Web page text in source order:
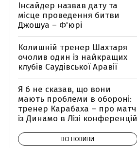
Інсайдер назвав дату та
місце проведення битви
Джошуа – Ф'юрі
Колишній тренер Шахтаря
очолив один із найкращих
клубів Саудівської Аравії
Я б не сказав, що вони
мають проблеми в обороні:
тренер Карабаха – про матч
із Динамо в Лізі конференцій
ВСІ НОВИНИ